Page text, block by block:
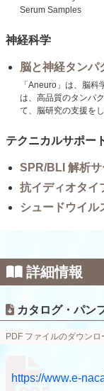
Serum Samples
神経科学
脳と神経タンパ
「Aneuro」は、脳
は、高品質のタンパ
て、脳研究の支援を
テクニカルサポー
SPR/BLI 解析サ
抗イディオタイ
シュードウイル
詳細情報
カタログ・パン
PDF ファイルのダウン
https://www.e-